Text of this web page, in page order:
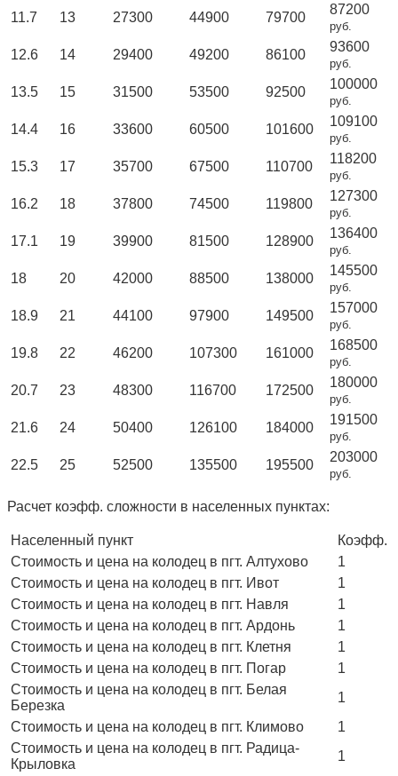
11.7 13 27300 44900 79700
87200
руб.
12.6 14 29400 49200 86100
93600
руб.
13.5 15 31500 53500 92500
100000
руб.
14.4 16 33600 60500 101600
109100
руб.
15.3 17 35700 67500 110700
118200
руб.
16.2 18 37800 74500 119800
127300
руб.
17.1 19 39900 81500 128900
136400
руб.
18 20 42000 88500 138000
145500
руб.
18.9 21 44100 97900 149500
157000
руб.
19.8 22 46200 107300 161000
168500
руб.
20.7 23 48300 116700 172500
180000
руб.
21.6 24 50400 126100 184000
191500
руб.
22.5 25 52500 135500 195500
203000
руб.
Расчет коэфф. сложности в населенных пунктах:
Населенный пункт
Коэфф.
Стоимость и цена на колодец в пгт. Алтухово
1
Стоимость и цена на колодец в пгт. Ивот
1
Стоимость и цена на колодец в пгт. Навля
1
Стоимость и цена на колодец в пгт. Ардонь
1
Стоимость и цена на колодец в пгт. Клетня
1
Стоимость и цена на колодец в пгт. Погар
1
Стоимость и цена на колодец в пгт. Белая
Березка
1
Стоимость и цена на колодец в пгт. Климово
1
Стоимость и цена на колодец в пгт. Радица-
Крыловка
1